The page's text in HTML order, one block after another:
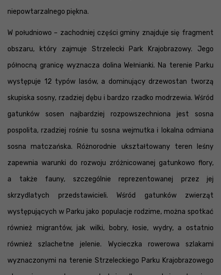
niepowtarzalnego piękna.
W południowo – zachodniej części gminy znajduje się fragment
obszaru, który zajmuje Strzelecki Park Krajobrazowy. Jego
północną granicę wyznacza dolina Wełnianki. Na terenie Parku
występuje 12 typów lasów, a dominujący drzewostan tworzą
skupiska sosny, rzadziej dębu i bardzo rzadko modrzewia. Wśród
gatunków sosen najbardziej rozpowszechniona jest sosna
pospolita, rzadziej rośnie tu sosna wejmutka i lokalna odmiana
sosna matczańska. Różnorodnie ukształtowany teren leśny
zapewnia warunki do rozwoju zróżnicowanej gatunkowo flory,
a także fauny, szczególnie reprezentowanej przez jej
skrzydlatych przedstawicieli. Wśród gatunków zwierząt
występujących w Parku jako populacje rodzime, można spotkać
również migrantów, jak wilki, bobry, łosie, wydry, a ostatnio
również szlachetne jelenie. Wycieczka rowerowa szlakami
wyznaczonymi na terenie Strzeleckiego Parku Krajobrazowego